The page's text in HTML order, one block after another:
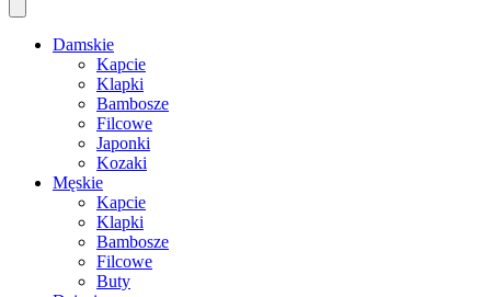
Damskie
Kapcie
Klapki
Bambosze
Filcowe
Japonki
Kozaki
Męskie
Kapcie
Klapki
Bambosze
Filcowe
Buty